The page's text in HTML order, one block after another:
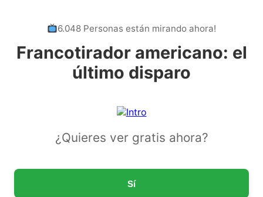
6.048 Personas están mirando ahora!
Francotirador americano: el
último disparo
¿Quieres ver gratis ahora?
Sí